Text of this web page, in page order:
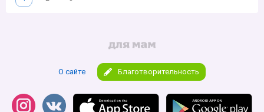
О сайте Благотворительность